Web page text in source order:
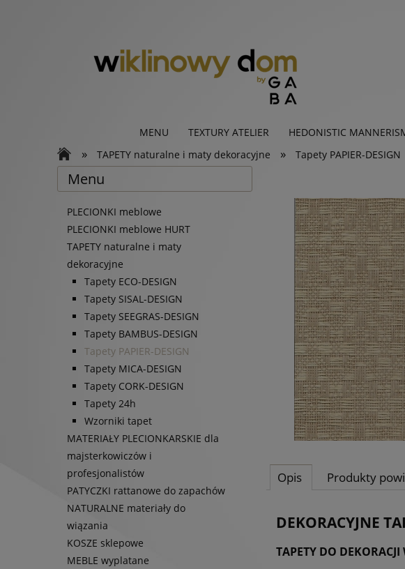
MENU TEXTURY ATELIER HEDONISTIC
» TAPETY naturalne i maty dekoracyjne » Tapety PAPIER-DESIGN
Menu
PLECIONKI meblowe
PLECIONKI meblowe HURT
TAPETY naturalne i maty
dekoracyjne
Tapety ECO-DESIGN
Tapety SISAL-DESIGN
Tapety SEEGRAS-DESIGN
Tapety BAMBUS-DESIGN
Tapety PAPIER-DESIGN
Tapety MICA-DESIGN
Tapety CORK-DESIGN
Tapety 24h
Wzorniki tapet
MATERIAŁY PLECIONKARSKIE dla
majsterkowiczów i
profesjonalistów
PATYCZKI rattanowe do zapachów
NATURALNE materiały do
wiązania
KOSZE sklepowe
MEBLE wyplatane
Opis Produkty
DEKORACYJNE
TAPETY DO DEKORACJI